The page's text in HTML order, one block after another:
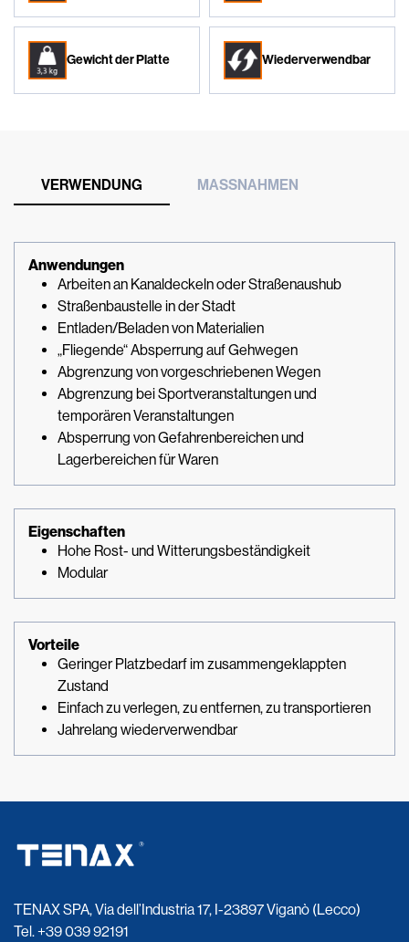
Gewicht der Platte Wiederverwendbar
VERWENDUNG MASSNAHMEN
Anwendungen
Arbeiten an Kanaldeckeln oder Straßenaushub
Straßenbaustelle in der Stadt
Entladen/Beladen von Materialien
„Fliegende“ Absperrung auf Gehwegen
Abgrenzung von vorgeschriebenen Wegen
Abgrenzung bei Sportveranstaltungen und
temporären Veranstaltungen
Absperrung von Gefahrenbereichen und
Lagerbereichen für Waren
Eigenschaften
Hohe Rost- und Witterungsbeständigkeit
Modular
Vorteile
Geringer Platzbedarf im zusammengeklappten
Zustand
Einfach zu verlegen, zu entfernen, zu transportieren
Jahrelang wiederverwendbar
TENAX SPA, Via dell’Industria 17, I-23897 Viganò (Lecco)
Tel.+39 039 92191